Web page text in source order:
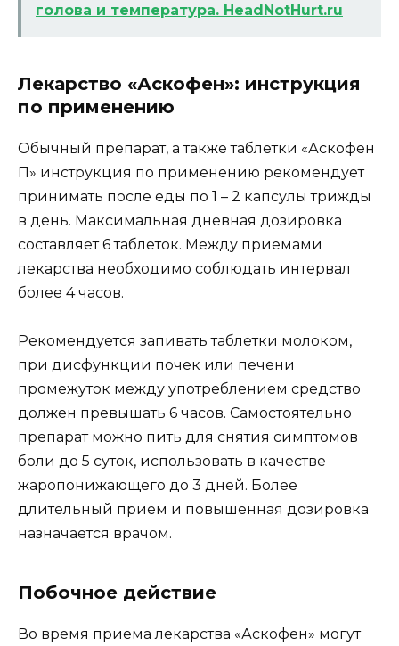
голова и температура. HeadNotHurt.ru
Лекарство «Аскофен»: инструкция
по применению
Обычный препарат, а также таблетки «Аскофен
П» инструкция по применению рекомендует
принимать после еды по 1 – 2 капсулы трижды
в день. Максимальная дневная дозировка
составляет 6 таблеток. Между приемами
лекарства необходимо соблюдать интервал
более 4 часов.
Рекомендуется запивать таблетки молоком,
при дисфункции почек или печени
промежуток между употреблением средство
должен превышать 6 часов. Самостоятельно
препарат можно пить для снятия симптомов
боли до 5 суток, использовать в качестве
жаропонижающего до 3 дней. Более
длительный прием и повышенная дозировка
назначается врачом.
Побочное действие
Во время приема лекарства «Аскофен» могут